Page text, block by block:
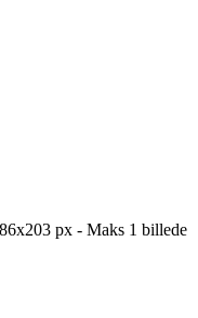
px - Maks 1 billede